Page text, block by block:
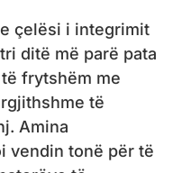
çelësi i integrimit
ditë më parë pata
frytshëm me
të
Amina
vendin tonë për të